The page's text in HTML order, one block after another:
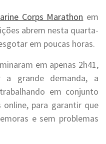
Corps Marathon em
abrem nesta quarta-
em poucas horas.
em apenas 2h41,
a grande demanda, a
em conjunto
para garantir que
e sem problemas